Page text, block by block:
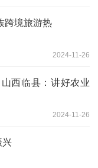
跨境旅游热
2024-11-26
山西临县：讲好农业
2024-11-26
兴